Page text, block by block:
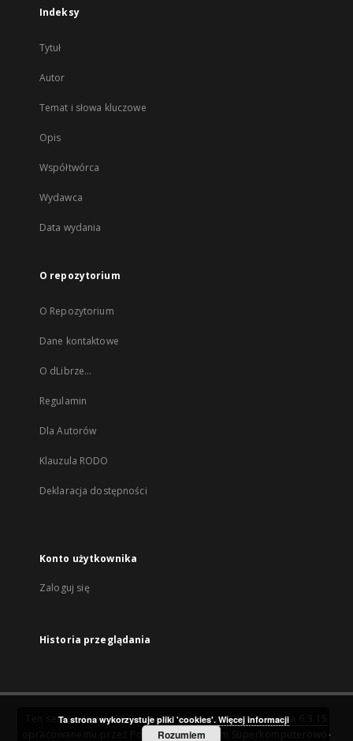
Indeksy
Tytuł
Autor
Temat i słowa kluczowe
Opis
Współtwórca
Wydawca
Data wydania
O repozytorium
O Repozytorium
Dane kontaktowe
O dLibrze...
Regulamin
Dla Autorów
Klauzula RODO
Deklaracja dostępności
Konto użytkownika
Zaloguj się
Historia przeglądania
Ten serwis działa dzięki oprogramowaniuDInGO dLibra 6.3.15
Poznańskie Centrum Superkomputerowo-
Ta strona wykorzystuje pliki 'cookies'. Więcej informacji
Rozumiem